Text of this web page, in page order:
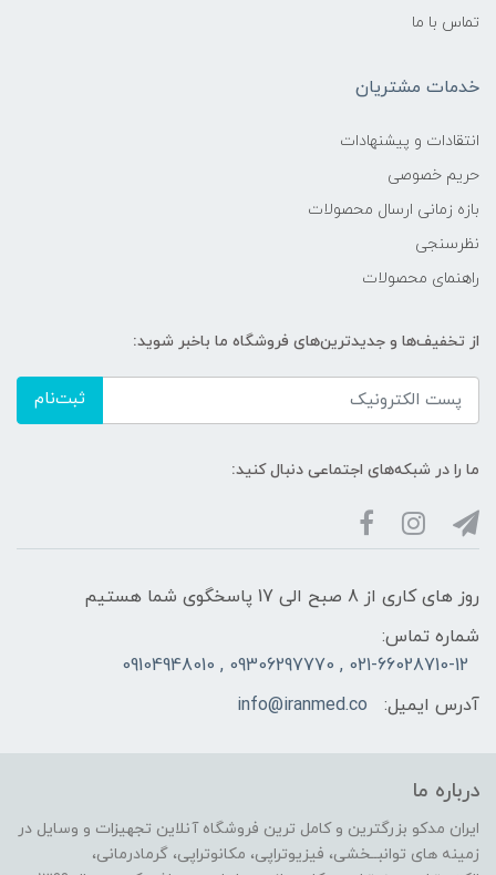
تماس با ما
خدمات مشتریان
انتقادات و پیشنهادات
حریم خصوصی
بازه زمانی ارسال محصولات
نظرسنجی
راهنمای محصولات
از تخفیف‌ها و جدیدترین‌های فروشگاه ما باخبر شوید:
ثبت‌نام
ما را در شبکه‌های اجتماعی دنبال کنید:
روز های کاری از 8 صبح الی 17 پاسخگوی شما هستیم
شماره تماس:
021-66028710-12 , 09306297770 , 09104948010
آدرس ایمیل:
info@iranmed.co
درباره ما
ایران مدکو بزرگترین و کامل ترین فروشگاه آنلاین تجهیزات و وسایل در
زمینه های توانبــخشی، فیزیوتراپی، مکانوتراپی، گرمادرمانی،